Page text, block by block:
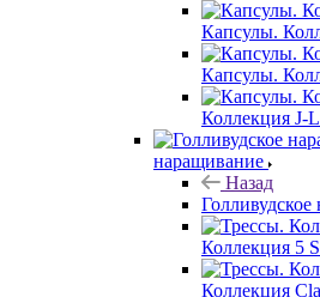
Капсулы.
Капсулы.
Коллекция J-
наращивание
Назад
Коллекция 5
Коллекция